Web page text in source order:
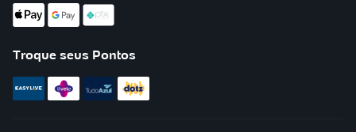
ApplePayGoogle
Pix
Troque seus Pontos